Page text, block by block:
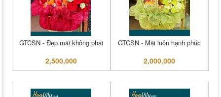
GTCSN - Đẹp mãi không phai
2,500,000
GTCSN - Mãi luôn hạnh phúc
2,000,000